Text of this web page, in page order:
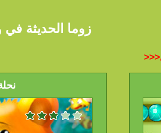
زوما الحديثة